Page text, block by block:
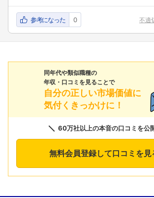
参考になった 0 不適
同年代や類似職種の
年収・口コミを見ることで
自分の正しい市場価値に
気付くきっかけに！
60万社以上の本音の口コミを公
無料会員登録して口コミを見